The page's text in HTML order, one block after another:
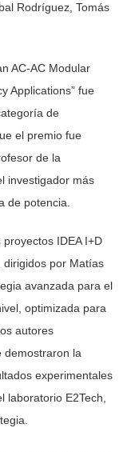
Rodríguez, Tomás
AC-AC Modular
Applications” fue
de
el premio fue
de la
investigador más
de potencia.
IDEA I+D
dirigidos por Matías
avanzada para el
optimizada para
autores
demostraron la
experimentales
laboratorio E2Tech,